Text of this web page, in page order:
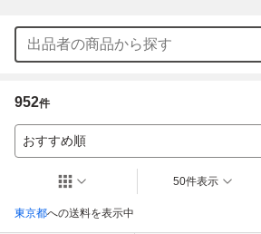
952件
おすすめ順
東京都への送料を表示中
50件表示